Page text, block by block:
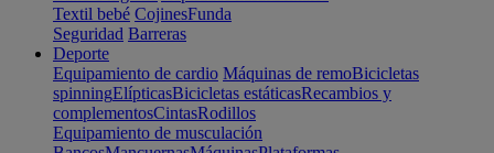
Textil bebé CojinesFunda
Seguridad Barreras
Deporte
Equipamiento de cardio Máquinas de remoBicicletas
spinningElípticasBicicletas estáticasRecambios y
complementosCintasRodillos
Equipamiento de musculación